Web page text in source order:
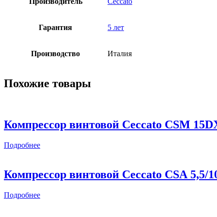
Гарантия 5 лет
Производство Италия
Похожие товары
Компрессор винтовой Ceccato CSM
Подробнее
Компрессор винтовой Ceccato CSА 5,5/
Подробнее